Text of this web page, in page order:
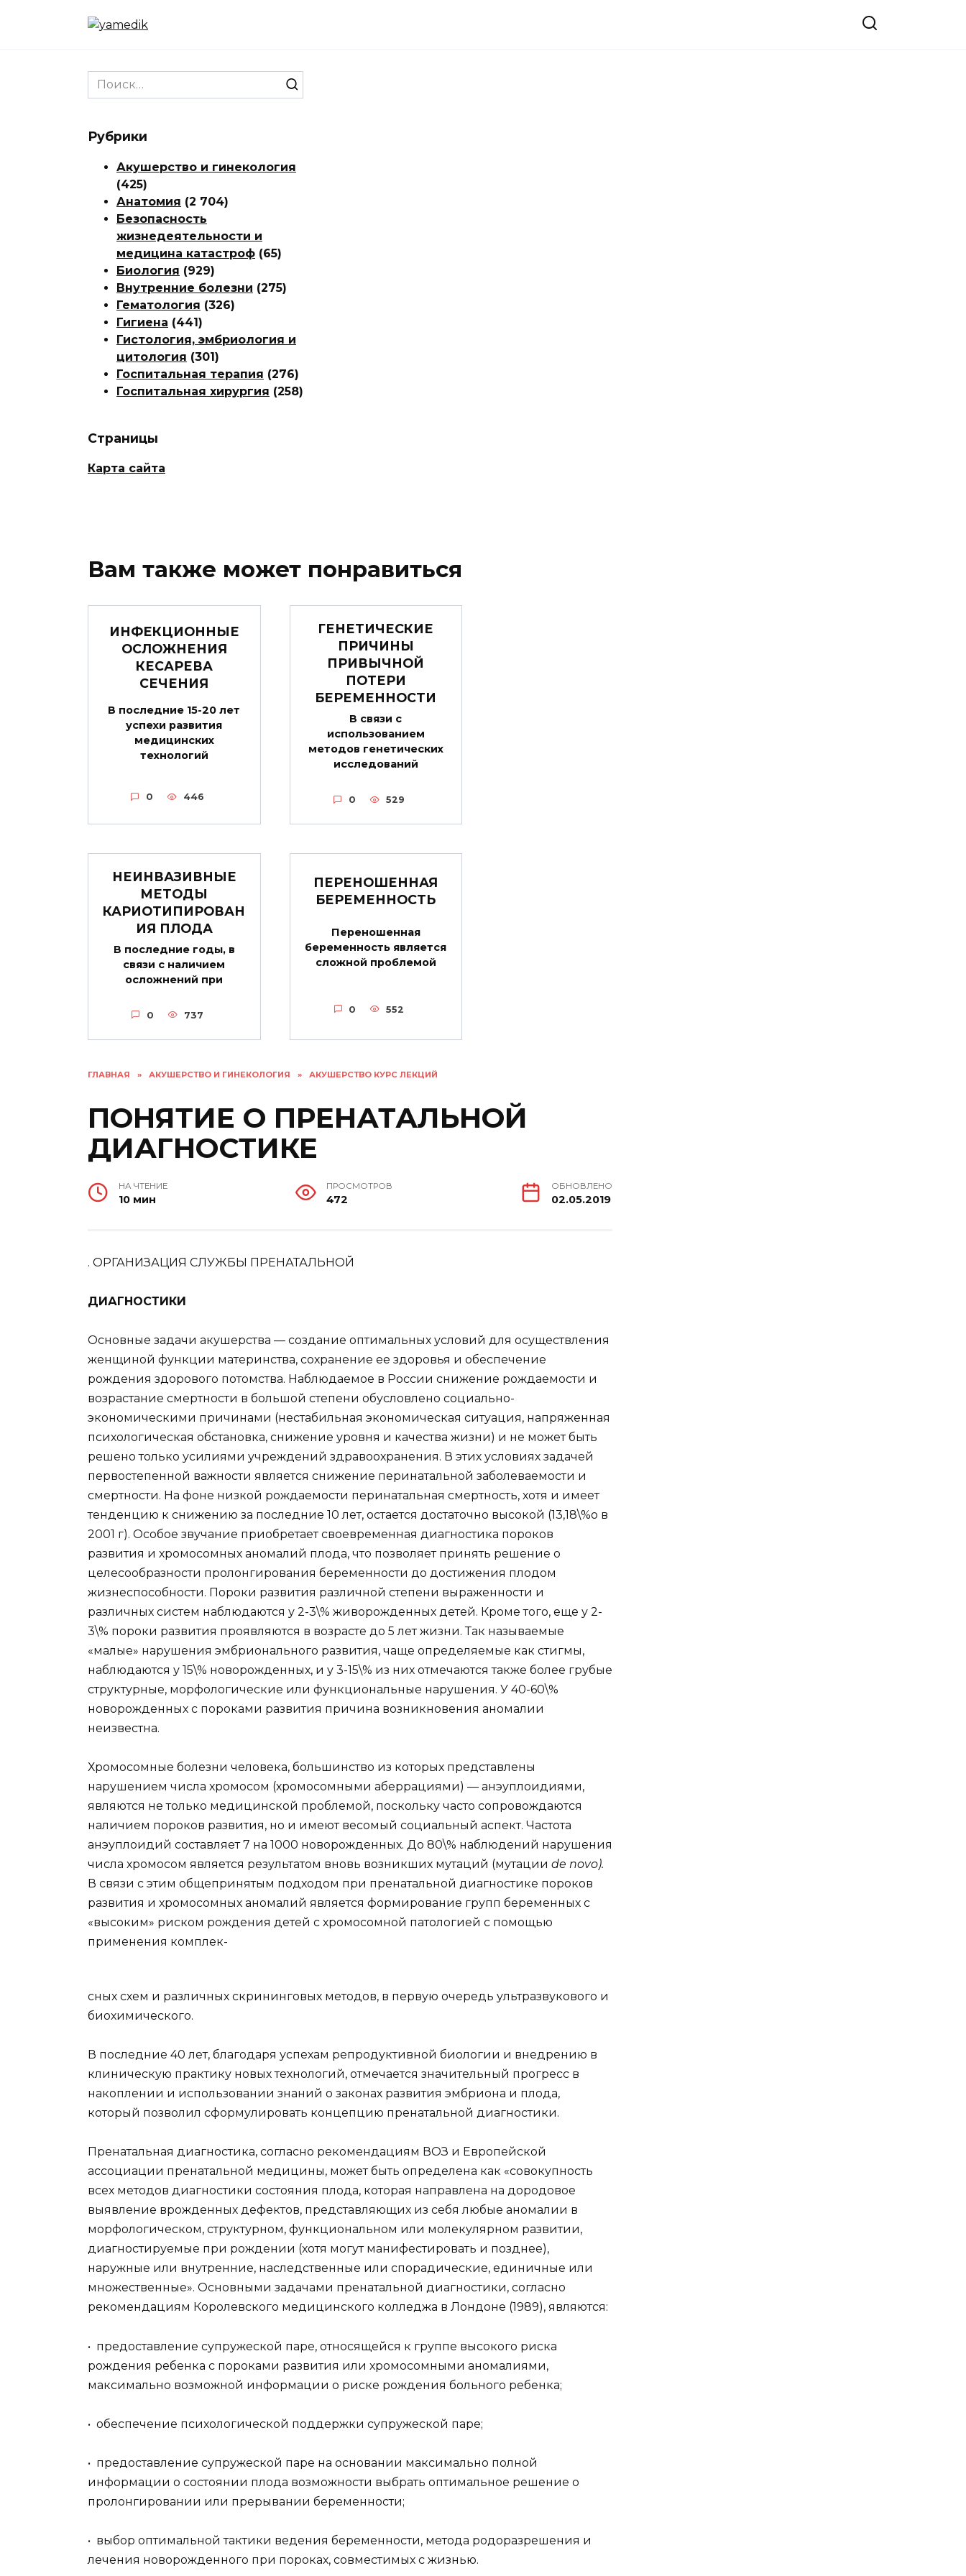
ГЛАВНАЯ » АКУШЕРСТВО И ГИНЕКОЛОГИЯ » АКУШЕРСТВО КУРС ЛЕКЦИЙ
ПОНЯТИЕ О ПРЕНАТАЛЬНОЙ
ДИАГНОСТИКЕ
НА ЧТЕНИЕ
10 мин
ПРОСМОТРОВ
472
ОБНОВЛЕНО
02.05.2019
. ОРГАНИЗАЦИЯ СЛУЖБЫ ПРЕНАТАЛЬНОЙ
ДИАГНОСТИКИ
Основные задачи акушерства — создание оптимальных условий для осуществления
женщиной функции материнства, сохранение ее здоровья и обеспечение
рождения здорового потомства. Наблюдаемое в России снижение рождаемости и
возрастание смертности в большой степени обусловлено социально-
экономическими причинами (нестабильная экономическая ситуация, напряженная
психологическая обстановка, снижение уровня и качества жизни) и не может быть
решено только усилиями учреждений здравоохранения. В этих условиях задачей
первостепенной важности является снижение перинатальной заболеваемости и
смертности. На фоне низкой рождаемости перинатальная смертность, хотя и имеет
тенденцию к снижению за последние 10 лет, остается достаточно высокой (13,18\%о в
2001 г). Особое звучание приобретает своевременная диагностика пороков
развития и хромосомных аномалий плода, что позволяет принять решение о
целесообразности пролонгирования беременности до достижения плодом
жизнеспособности. Пороки развития различной степени выраженности и
различных систем наблюдаются у 2-3\% живорожденных детей. Кроме того, еще у 2-
3\% пороки развития проявляются в возрасте до 5 лет жизни. Так называемые
«малые» нарушения эмбрионального развития, чаще определяемые как стигмы,
наблюдаются у 15\% новорожденных, и у 3-15\% из них отмечаются также более грубые
структурные, морфологические или функциональные нарушения. У 40-60\%
новорожденных с пороками развития причина возникновения аномалии
неизвестна.
Хромосомные болезни человека, большинство из которых представлены
нарушением числа хромосом (хромосомными аберрациями) — анэуплоидиями,
являются не только медицинской проблемой, поскольку часто сопровождаются
наличием пороков развития, но и имеют весомый социальный аспект. Частота
анэуплоидий составляет 7 на 1000 новорожденных. До 80\% наблюдений нарушения
числа хромосом является результатом вновь возникших мутаций (мутации de novo).
В связи с этим общепринятым подходом при пренатальной диагностике пороков
развития и хромосомных аномалий является формирование групп беременных с
«высоким» риском рождения детей с хромосомной патологией с помощью
применения комплек-
сных схем и различных скрининговых методов, в первую очередь ультразвукового и
биохимического.
В последние 40 лет, благодаря успехам репродуктивной биологии и внедрению в
клиническую практику новых технологий, отмечается значительный прогресс в
накоплении и использовании знаний о законах развития эмбриона и плода,
который позволил сформулировать концепцию пренатальной диагностики.
Пренатальная диагностика, согласно рекомендациям ВОЗ и Европейской
ассоциации пренатальной медицины, может быть определена как «совокупность
всех методов диагностики состояния плода, которая направлена на дородовое
выявление врожденных дефектов, представляющих из себя любые аномалии в
морфологическом, структурном, функциональном или молекулярном развитии,
диагностируемые при рождении (хотя могут манифестировать и позднее),
наружные или внутренние, наследственные или спорадические, единичные или
множественные». Основными задачами пренатальной диагностики, согласно
рекомендациям Королевского медицинского колледжа в Лондоне (1989), являются:
• предоставление супружеской паре, относящейся к группе высокого риска
рождения ребенка с пороками развития или хромосомными аномалиями,
максимально возможной информации о риске рождения больного ребенка;
• обеспечение психологической поддержки супружеской паре;
• предоставление супружеской паре на основании максимально полной
информации о состоянии плода возможности выбрать оптимальное решение о
пролонгировании или прерывании беременности;
• выбор оптимальной тактики ведения беременности, метода родоразрешения и
лечения новорожденного при пороках, совместимых с жизнью.
Search
for:
Рубрики
Акушерство и гинекология
(425)
Анатомия (2 704)
Безопасность
жизнедеятельности и
медицина катастроф (65)
Биология (929)
Внутренние болезни (275)
Гематология (326)
Гигиена (441)
Гистология, эмбриология и
цитология (301)
Госпитальная терапия (276)
Госпитальная хирургия (258)
Страницы
Карта сайта
Вам также может понравиться
ИНФЕКЦИОННЫЕ
ОСЛОЖНЕНИЯ
КЕСАРЕВА
СЕЧЕНИЯ
В последние 15-20 лет
успехи развития
медицинских
технологий
0 446
ГЕНЕТИЧЕСКИЕ
ПРИЧИНЫ
ПРИВЫЧНОЙ
ПОТЕРИ
БЕРЕМЕННОСТИ
В связи с
использованием
методов генетических
исследований
0 529
НЕИНВАЗИВНЫЕ
МЕТОДЫ
КАРИОТИПИРОВАН
ИЯ ПЛОДА
В последние годы, в
связи с наличием
осложнений при
0 737
ПЕРЕНОШЕННАЯ
БЕРЕМЕННОСТЬ
Переношенная
беременность является
сложной проблемой
0 552